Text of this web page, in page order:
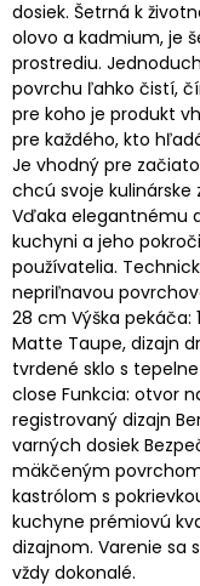
dosiek. Šetrná k
olovo a kadmium, je
prostrediu.
povrchu ľahko čistí,
pre koho je produkt
pre každého, kto
Je vhodný pre
chcú svoje kulinárske
Vďaka elegantnému
kuchyni a jeho
používatelia.
nepriľnavou
28 cm Výška pekáča:
Matte Taupe, dizajn
tvrdené sklo s
close Funkcia: otvor
registrovaný dizajn
varných dosiek
mäkčeným
kastrólom s
kuchyne prémiovú
dizajnom. Varenie sa
vždy dokonalé.